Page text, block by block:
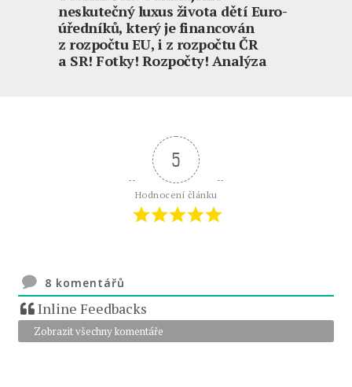
neskutečný luxus života dětí Euro-
úředníků, který je financován
z rozpočtu EU, i z rozpočtu ČR
a SR! Fotky! Rozpočty! Analýza
5
Hodnocení článku
8 komentářů
Inline Feedbacks
Zobrazit všechny komentáře